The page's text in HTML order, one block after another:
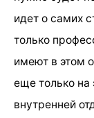
идет о самих
только
имеют в этом
еще только на
внутренней